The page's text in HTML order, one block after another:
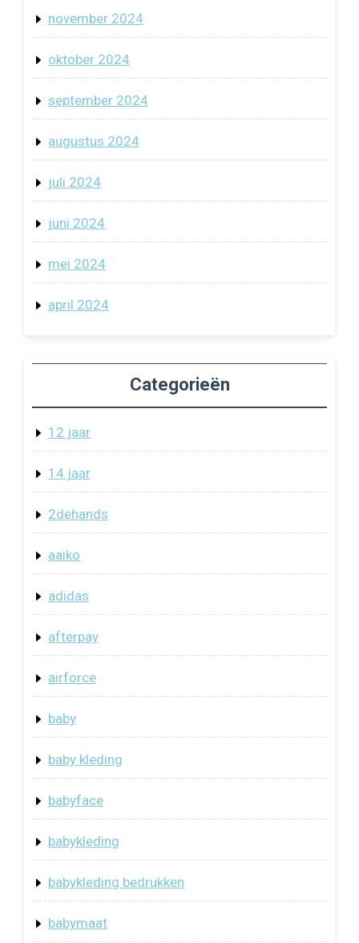
november 2024
oktober 2024
september 2024
augustus 2024
juli 2024
juni 2024
mei 2024
april 2024
Categorieën
12 jaar
14 jaar
2dehands
aaiko
adidas
afterpay
airforce
baby
baby kleding
babyface
babykleding
babykleding bedrukken
babymaat